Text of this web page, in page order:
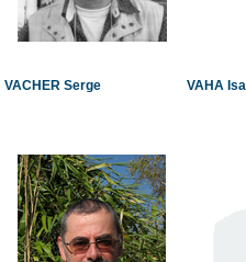
VACHER Serge VAHA